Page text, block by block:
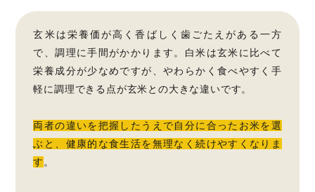
玄米は栄養価が高く香ばしく歯ごたえがある一方
で、調理に手間がかかります。白米は玄米に比べて
栄養成分が少なめですが、やわらかく食べやすく手
軽に調理できる点が玄米との大きな違いです。
両者の違いを把握したうえで自分に合ったお米を選
ぶと、健康的な食生活を無理なく続けやすくなりま
す 。